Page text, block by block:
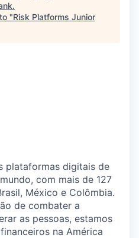
.
"Risk Platforms Junior
plataformas digitais de
com mais de 127
México e Colômbia.
de combater a
as pessoas, estamos
na América